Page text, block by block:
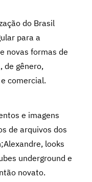
do Brasil
para a
novas formas de
de gênero,
comercial.
e imagens
de arquivos dos
looks
underground e
novato.